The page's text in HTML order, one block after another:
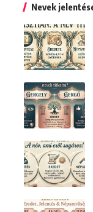
Nevek